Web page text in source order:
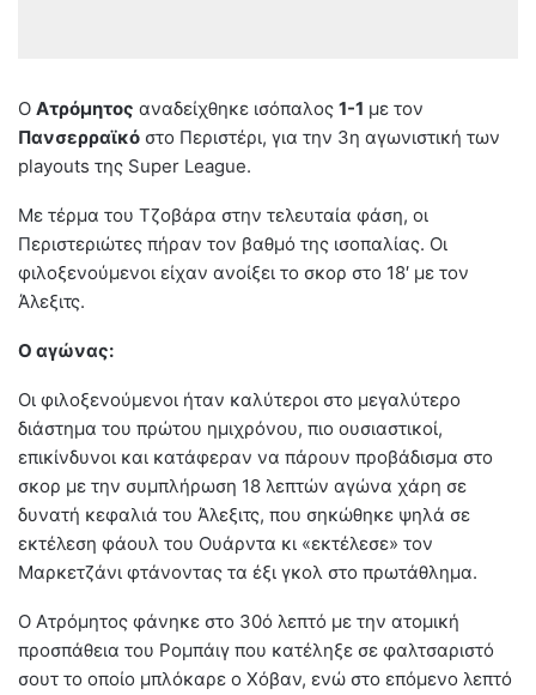
Ο Ατρόμητος αναδείχθηκε ισόπαλος 1-1 με τον
Πανσερραϊκό στο Περιστέρι, για την 3η αγωνιστική των
playouts της Super League.
Με τέρμα του Τζοβάρα στην τελευταία φάση, οι
Περιστεριώτες πήραν τον βαθμό της ισοπαλίας. Οι
φιλοξενούμενοι είχαν ανοίξει το σκορ στο 18′ με τον
Άλεξιτς.
Ο αγώνας:
Οι φιλοξενούμενοι ήταν καλύτεροι στο μεγαλύτερο
διάστημα του πρώτου ημιχρόνου, πιο ουσιαστικοί,
επικίνδυνοι και κατάφεραν να πάρουν προβάδισμα στο
σκορ με την συμπλήρωση 18 λεπτών αγώνα χάρη σε
δυνατή κεφαλιά του Άλεξιτς, που σηκώθηκε ψηλά σε
εκτέλεση φάουλ του Ουάρντα κι «εκτέλεσε» τον
Μαρκετζάνι φτάνοντας τα έξι γκολ στο πρωτάθλημα.
Ο Ατρόμητος φάνηκε στο 30ό λεπτό με την ατομική
προσπάθεια του Ρομπάιγ που κατέληξε σε φαλτσαριστό
σουτ το οποίο μπλόκαρε ο Χόβαν, ενώ στο επόμενο λεπτό